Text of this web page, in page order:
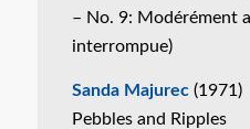
– No. 9: Modérément
interrompue)
Sanda Majurec(1971)
Pebbles and Ripples